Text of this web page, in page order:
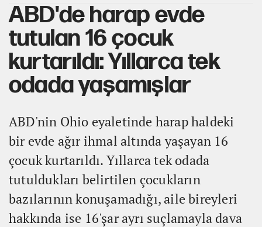
ABD'de harap evde
tutulan 16 çocuk
kurtarıldı: Yıllarca tek
odada yaşamışlar
ABD'nin Ohio eyaletinde harap haldeki
bir evde ağır ihmal altında yaşayan 16
çocuk kurtarıldı. Yıllarca tek odada
tutuldukları belirtilen çocukların
bazılarının konuşamadığı, aile bireyleri
hakkında ise 16'şar ayrı suçlamayla dava